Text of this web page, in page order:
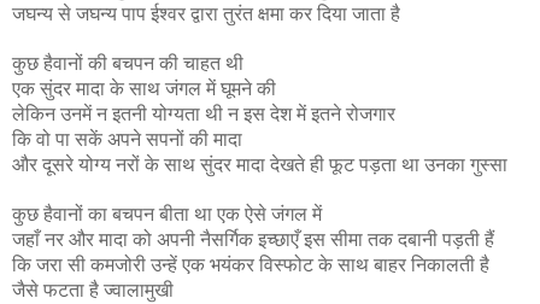
जघन्य से जघन्य पाप ईश्वर द्वारा तुरंत क्षमा कर दिया जाता है
कुछ हैवानों की बचपन की चाहत थी
एक सुंदर मादा के साथ जंगल में घूमने की
लेकिन उनमें न इतनी योग्यता थी न इस देश में इतने रोजगार
कि वो पा सकें अपने सपनों की मादा
और दूसरे योग्य नरों के साथ सुंदर मादा देखते ही फूट पड़ता था उनका गुस्सा
कुछ हैवानों का बचपन बीता था एक ऐसे जंगल में
जहाँ नर और मादा को अपनी नैसर्गिक इच्छाएँ इस सीमा तक दबानी पड़ती हैं
कि जरा सी कमजोरी उन्हें एक भयंकर विस्फोट के साथ बाहर निकालती है
जैसे फटता है ज्वालामुखी